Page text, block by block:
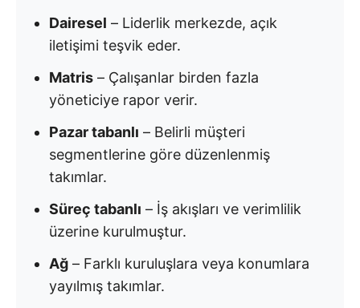
Dairesel – Liderlik merkezde, açık
iletişimi teşvik eder.
Matris – Çalışanlar birden fazla
yöneticiye rapor verir.
Pazar tabanlı – Belirli müşteri
segmentlerine göre düzenlenmiş
takımlar.
Süreç tabanlı – İş akışları ve verimlilik
üzerine kurulmuştur.
Ağ – Farklı kuruluşlara veya konumlara
yayılmış takımlar.